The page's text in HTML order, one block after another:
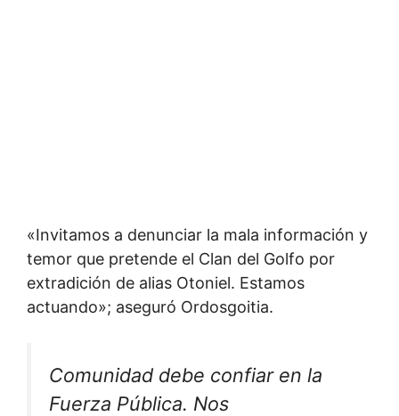
«Invitamos a denunciar la mala información y
temor que pretende el Clan del Golfo por
extradición de alias Otoniel. Estamos
actuando»; aseguró Ordosgoitia.
Comunidad debe confiar en la
Fuerza Pública. Nos